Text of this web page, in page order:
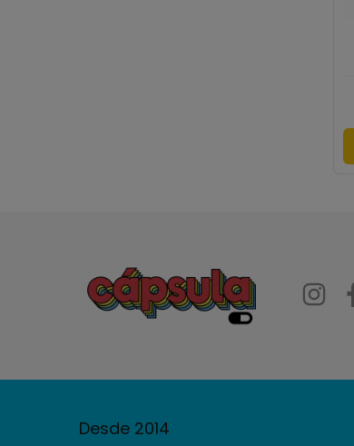
Desde 2014